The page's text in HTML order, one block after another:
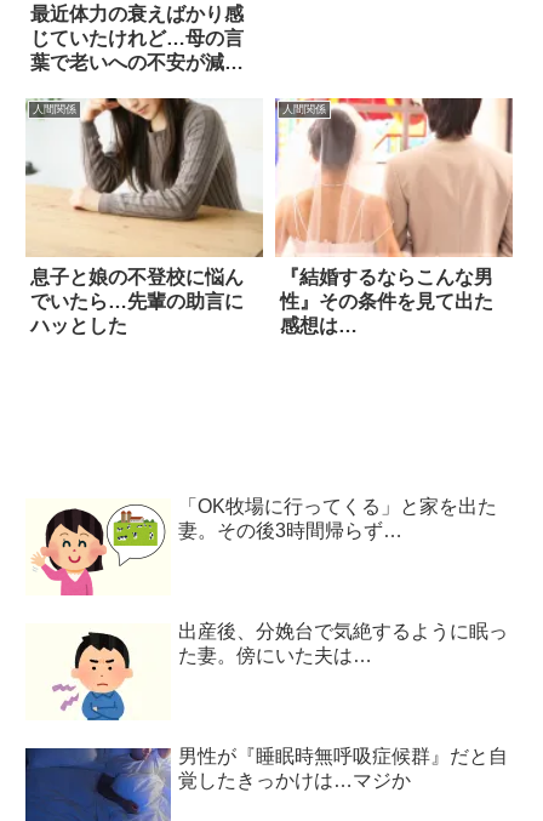
最近体力の衰えばかり感
じていたけれど…母の言
葉で老いへの不安が減っ
人間関係
息子と娘の不登校に悩ん
でいたら…先輩の助言に
ハッとした
人間関係
『結婚するならこんな男
性』その条件を見て出た
感想は…
「OK牧場に行ってくる」と家を出た
妻。その後3時間帰らず…
出産後、分娩台で気絶するように眠っ
た妻。傍にいた夫は…
男性が『睡眠時無呼吸症候群』だと自
覚したきっかけは…マジか